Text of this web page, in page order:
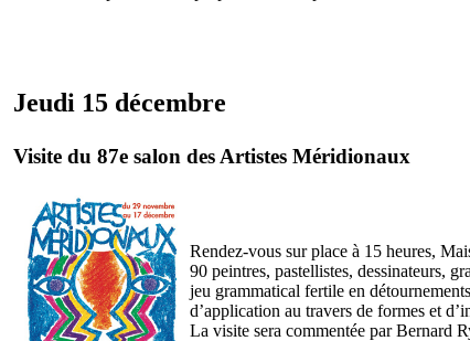
Jeudi 15 décembre
Visite du 87e salon des Artistes Méridionaux
Rendez-vous sur place à 15 heures,
90 peintres, pastellistes, dessinateurs,
jeu grammatical fertile en
d’application au travers de formes et
La visite sera commentée par Bernard